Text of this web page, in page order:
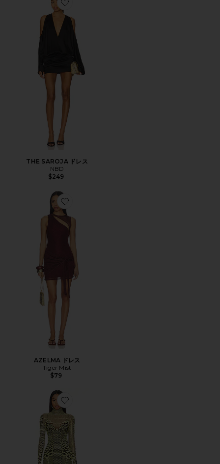
Favorite THE SAROJA ドレス
THE SAROJA ドレス
NBD
$249
Favorite AZELMA ドレス
AZELMA ドレス
Tiger Mist
$79
Favorite SHAILENE ドレス